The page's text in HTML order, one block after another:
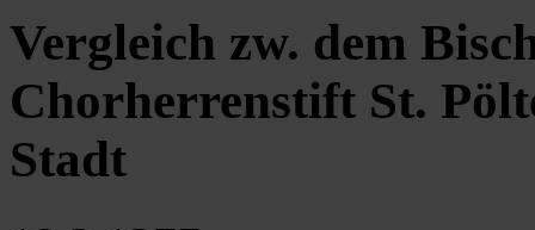
Vergleich zw. dem
Chorherrenstift St.
Stadt